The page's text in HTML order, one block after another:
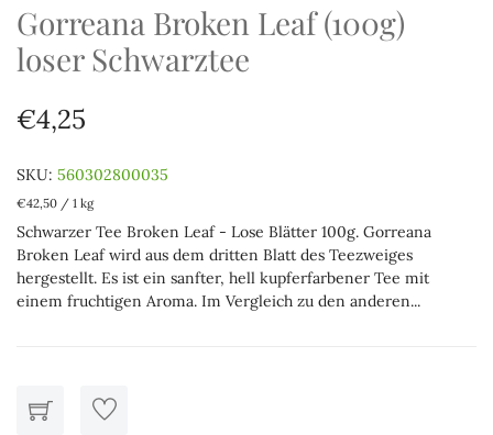
Gorreana Broken Leaf (100g)
loser Schwarztee
€4,25
SKU: 560302800035
€42,50 / 1 kg
Schwarzer Tee Broken Leaf - Lose Blätter 100g. Gorreana
Broken Leaf wird aus dem dritten Blatt des Teezweiges
hergestellt. Es ist ein sanfter, hell kupferfarbener Tee mit
einem fruchtigen Aroma. Im Vergleich zu den anderen...